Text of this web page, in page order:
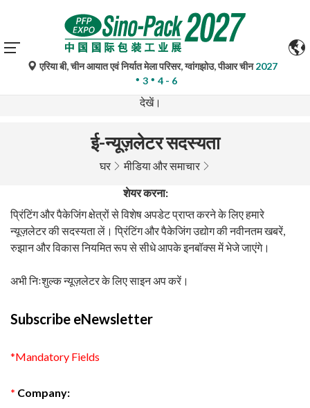
गूगल ट्रांसलेट द्वारा किए गए स्वचालित अनुवाद केवल संदर्भ के लिए हैं और
त्रुटिपूर्ण हो सकते हैं। किसी भी प्रश्न के लिए कृपया मूल भाषा संस्करण
देखें।
एरिया बी, चीन आयात एवं निर्यात मेला परिसर, ग्वांगझोउ, पीआर चीन2027
3
4 - 6
ई-न्यूज़लेटर सदस्यता
घर मीडिया और समाचार
शेयर करना:
प्रिंटिंग और पैकेजिंग क्षेत्रों से विशेष अपडेट प्राप्त करने के लिए हमारे
न्यूज़लेटर की सदस्यता लें। प्रिंटिंग और पैकेजिंग उद्योग की नवीनतम खबरें,
रुझान और विकास नियमित रूप से सीधे आपके इनबॉक्स में भेजे जाएंगे।
अभी निःशुल्क न्यूज़लेटर के लिए साइन अप करें।
Subscribe eNewsletter
*Mandatory Fields
* Company: